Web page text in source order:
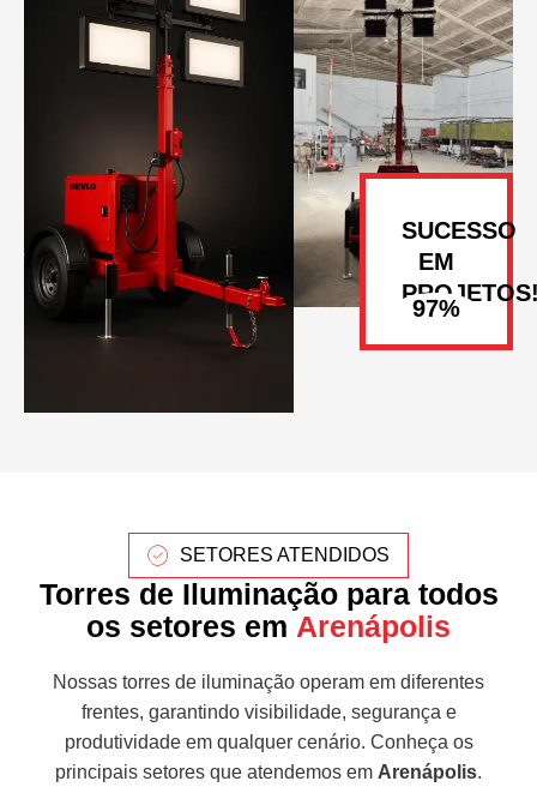
SUCESSO
EM
SETORES ATENDIDOS
Torres de Iluminação para todos
os setores em Arenápolis
Nossas torres de iluminação operam em diferentes
frentes, garantindo visibilidade, segurança e
produtividade em qualquer cenário. Conheça os
principais setores que atendemos em Arenápolis.